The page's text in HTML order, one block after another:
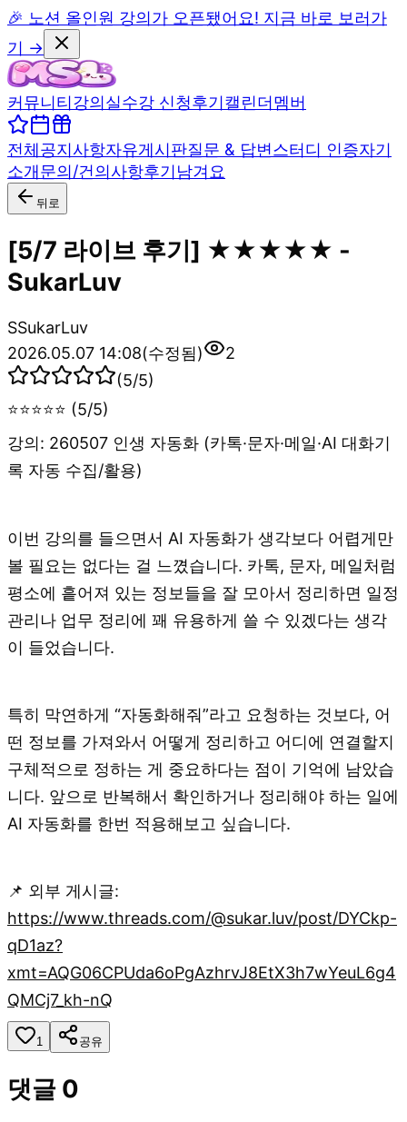
🎉 노션 올인원 강의가 오픈됐어요! 지금 바로 보러가
기 →
커뮤니티강의실수강 신청후기캘린더멤버
전체공지사항자유게시판질문 & 답변스터디 인증자기
소개문의/건의사항후기남겨요
뒤로
[5/7 라이브 후기] ★★★★★ -
SukarLuv
SSukarLuv
2026.05.07 14:08(수정됨)
2
(5/5)
⭐⭐⭐⭐⭐ (5/5)
강의: 260507 인생 자동화 (카톡·문자·메일·AI 대화기
록 자동 수집/활용)
이번 강의를 들으면서 AI 자동화가 생각보다 어렵게만
볼 필요는 없다는 걸 느꼈습니다. 카톡, 문자, 메일처럼
평소에 흩어져 있는 정보들을 잘 모아서 정리하면 일정
관리나 업무 정리에 꽤 유용하게 쓸 수 있겠다는 생각
이 들었습니다.
특히 막연하게 “자동화해줘”라고 요청하는 것보다, 어
떤 정보를 가져와서 어떻게 정리하고 어디에 연결할지
구체적으로 정하는 게 중요하다는 점이 기억에 남았습
니다. 앞으로 반복해서 확인하거나 정리해야 하는 일에
AI 자동화를 한번 적용해보고 싶습니다.
📌 외부 게시글:
https://www.threads.com/@sukar.luv/post/DYCkp-
qD1az?
xmt=AQG06CPUda6oPgAzhrvJ8EtX3h7wYeuL6g4
QMCj7_kh-nQ
1 공유
댓글 0